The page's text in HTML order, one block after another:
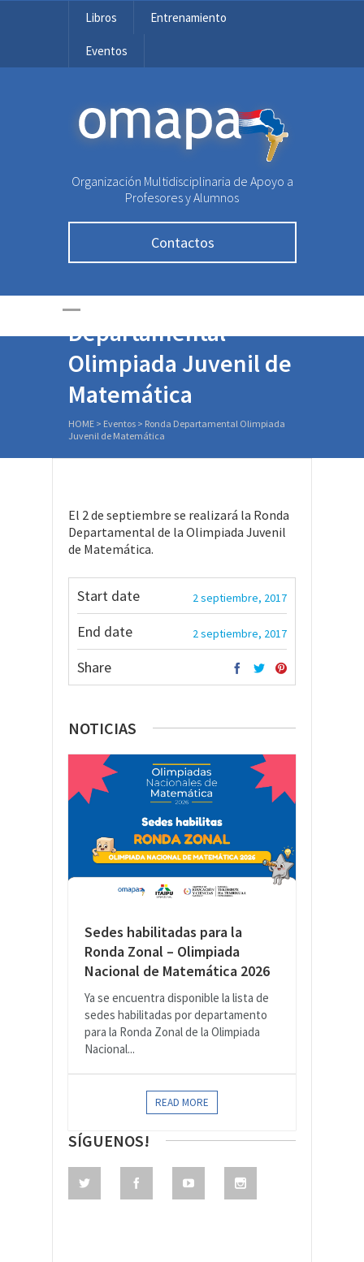
Libros Entrenamiento
Eventos
OMAPA
Organización Multidisciplinaria de Apoyo a
Profesores y Alumnos
Contactos
Ronda
Departamental
Olimpiada Juvenil de
Matemática
HOME > Eventos > Ronda Departamental Olimpiada
Juvenil de Matemática
El 2 de septiembre se realizará la Ronda
Departamental de la Olimpiada Juvenil
de Matemática.
Start date 2 septiembre, 2017
End date 2 septiembre, 2017
Share
NOTICIAS
Sedes habilitadas para la
Ronda Zonal – Olimpiada
Nacional de Matemática 2026
Ya se encuentra disponible la lista de
sedes habilitadas por departamento
para la Ronda Zonal de la Olimpiada
Nacional...
READ MORE
SÍGUENOS!